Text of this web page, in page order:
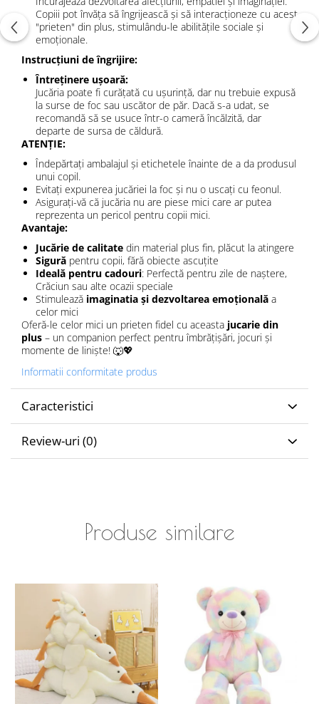
Copiii pot învăța să îngrijească și să interacționeze cu acest
"prieten" din plus, stimulându-le abilitățile sociale și
emoționale.
Instrucțiuni de îngrijire:
Întreținere ușoară:
Jucăria poate fi curățată cu ușurință, dar nu trebuie expusă
la surse de foc sau uscător de păr. Dacă s-a udat, se
recomandă să se usuce într-o cameră încălzită, dar
departe de sursa de căldură.
ATENȚIE:
Îndepărtați ambalajul și etichetele înainte de a da produsul
unui copil.
Evitați expunerea jucăriei la foc și nu o uscați cu feonul.
Asigurați-vă că jucăria nu are piese mici care ar putea
reprezenta un pericol pentru copii mici.
Avantaje:
Jucărie de calitate din material plus fin, plăcut la atingere
Sigură pentru copii, fără obiecte ascuțite
Ideală pentru cadouri: Perfectă pentru zile de naștere,
Crăciun sau alte ocazii speciale
Stimulează imaginatia și dezvoltarea emoțională a
celor mici
Oferă-le celor mici un prieten fidel cu aceasta jucarie din
plus – un companion perfect pentru îmbrățișări, jocuri și
momente de liniște! 🐺💖
Informatii conformitate produs
Caracteristici
Review-uri (0)
Produse similare